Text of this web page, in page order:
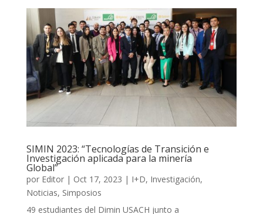
SIMIN 2023: “Tecnologías de Transición e
Investigación aplicada para la minería
Global”
por Editor| Oct 17, 2023 | I+D, Investigación,
Noticias, Simposios
49 estudiantes del Dimin USACH junto a